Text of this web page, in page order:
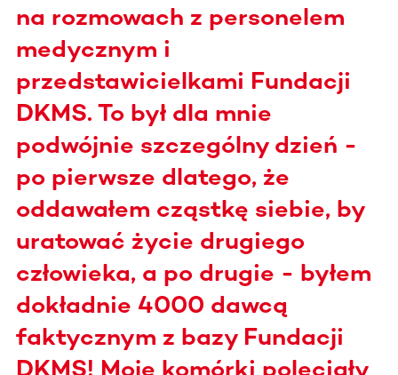
na rozmowach z personelem
medycznym i
przedstawicielkami Fundacji
DKMS. To był dla mnie
podwójnie szczególny dzień -
po pierwsze dlatego, że
oddawałem cząstkę siebie, by
uratować życie drugiego
człowieka, a po drugie - byłem
dokładnie 4000 dawcą
faktycznym z bazy Fundacji
DKMS! Moje komórki poleciały